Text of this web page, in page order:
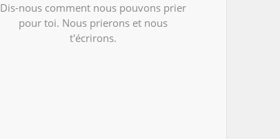
Dis-nous comment nous pouvons prier
pour toi. Nous prierons et nous
t'écrirons.